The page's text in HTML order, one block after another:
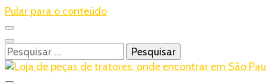
Pular para o conteúdo
Pesquisar
por: